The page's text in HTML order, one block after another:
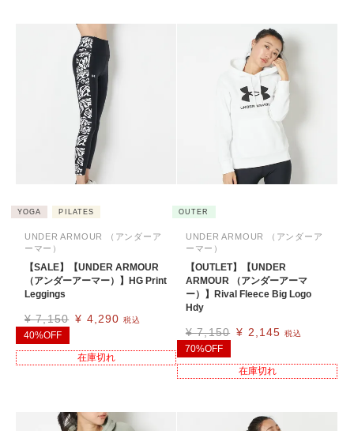
YOGA PILATES
UNDER ARMOUR （アンダーア
ーマー）
【SALE】【UNDER ARMOUR
（アンダーアーマー）】HG Print
Leggings
¥ 7,150 ¥ 4,290 税込
40%OFF
在庫切れ
OUTER
UNDER ARMOUR （アンダーア
ーマー）
【OUTLET】【UNDER
ARMOUR （アンダーアーマ
ー）】Rival Fleece Big Logo
Hdy
¥ 7,150 ¥ 2,145 税込
70%OFF
在庫切れ